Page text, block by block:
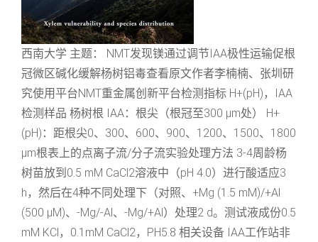
西南大学 主题： NMT发现镁通过调节IAA极性运输促根
冠微区碱化缓解杨树铝毒查看原文作者李楠楠、张圳研
究使用平台NMT重金属创新平台检测指标 H+(pH)，IAA
检测样品 杨树根 IAA：根尖（根冠至300 μm处） H+
(pH)：距根尖0、300、600、900、1200、1500、1800
μm根表上的点离子流/分子流实验处理方法 3-4周龄杨
树苗放到0.5 mM CaCl2溶液中（pH 4.0）进行酸适应3
h，然后在4种不同处理下（对照、+Mg (1.5 mM)/+Al
(500 μM)、-Mg/-Al、-Mg/+Al）处理2 d。测试液成份0.5
mM KCl，0.1mM CaCl2，PH5.8 相关设备 IAA工作站非